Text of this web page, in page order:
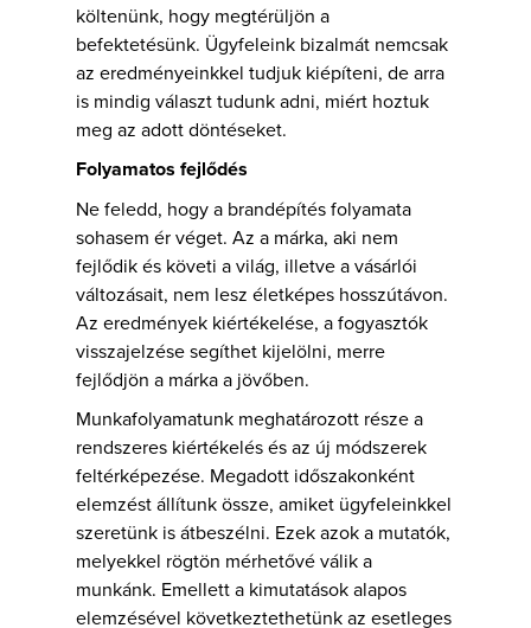
költenünk, hogy megtérüljön a
befektetésünk. Ügyfeleink bizalmát nemcsak
az eredményeinkkel tudjuk kiépíteni, de arra
is mindig választ tudunk adni, miért hoztuk
meg az adott döntéseket.
Folyamatos fejlődés
Ne feledd, hogy a brandépítés folyamata
sohasem ér véget. Az a márka, aki nem
fejlődik és követi a világ, illetve a vásárlói
változásait, nem lesz életképes hosszútávon.
Az eredmények kiértékelése, a fogyasztók
visszajelzése segíthet kijelölni, merre
fejlődjön a márka a jövőben.
Munkafolyamatunk meghatározott része a
rendszeres kiértékelés és az új módszerek
feltérképezése. Megadott időszakonként
elemzést állítunk össze, amiket ügyfeleinkkel
szeretünk is átbeszélni. Ezek azok a mutatók,
melyekkel rögtön mérhetővé válik a
munkánk. Emellett a kimutatások alapos
elemzésével következtethetünk az esetleges